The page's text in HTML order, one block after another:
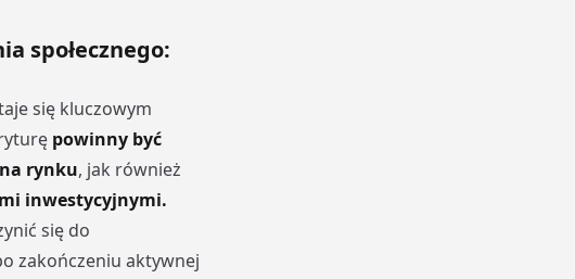
społecznego:
się kluczowym
powinny być
rynku, jak również
inwestycyjnymi.
się do
zakończeniu aktywnej